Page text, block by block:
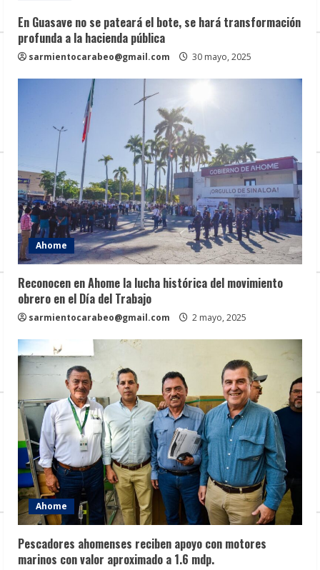
En Guasave no se pateará el bote, se hará transformación
profunda a la hacienda pública
sarmientocarabeo@gmail.com 30 mayo, 2025
Ahome
Reconocen en Ahome la lucha histórica del movimiento
obrero en el Día del Trabajo
sarmientocarabeo@gmail.com 2 mayo, 2025
Ahome
Pescadores ahomenses reciben apoyo con motores
marinos con valor aproximado a 1.6 mdp.